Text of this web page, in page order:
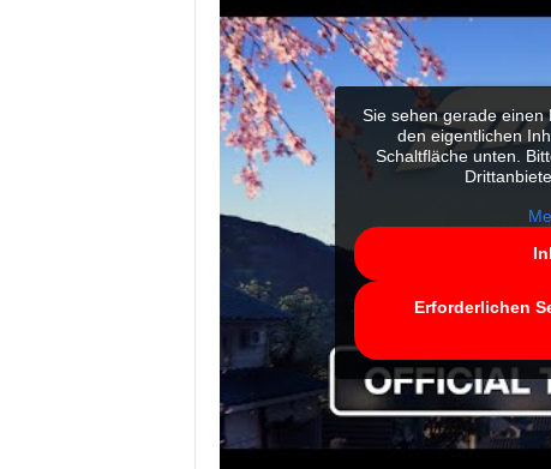
Sie sehen gerade einen
den eigentlichen
Schaltfläche unten.
Erforderlichen